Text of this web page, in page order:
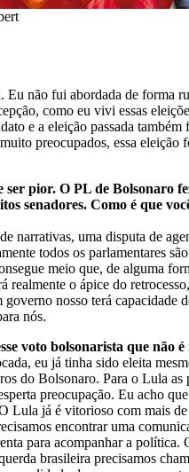
não fui abordada de forma
como eu vivi essas
e a eleição passada
preocupados, essa
ser pior. O PL de Bolsonaro
senadores. Como é que
narrativas, uma disputa de
todos os parlamentares
meio que, de alguma
o ápice do
nosso terá capacidade
nós.
voto bolsonarista que não é
eu já tinha sido eleita
do Bolsonaro. Para o Lula
preocupação. Eu acho
Lula já é vitorioso com mais
encontrar uma
para acompanhar a
brasileira precisamos